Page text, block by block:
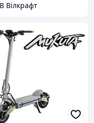
Вілкрафт